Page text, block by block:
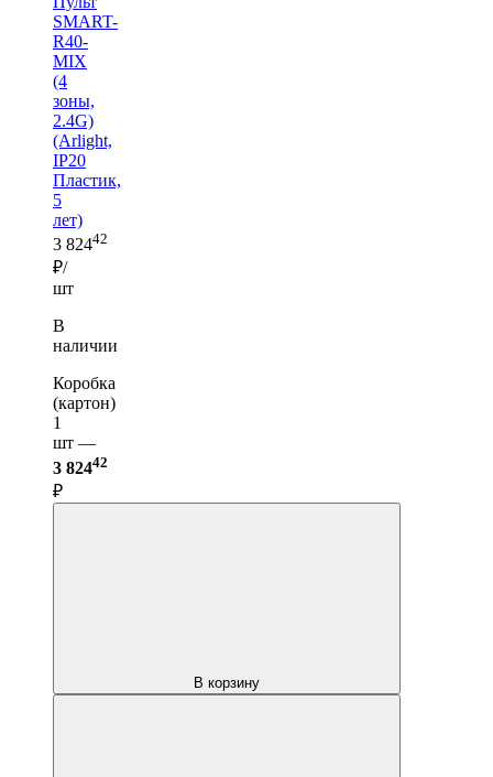
SMART-
R40-
MIX
(4
зоны,
2.4G)
(Arlight,
IP20
Пластик,
5
лет)
3 82442
₽/
шт
В
наличии
Коробка
(картон)
1
шт —
3 82442
₽
В корзину